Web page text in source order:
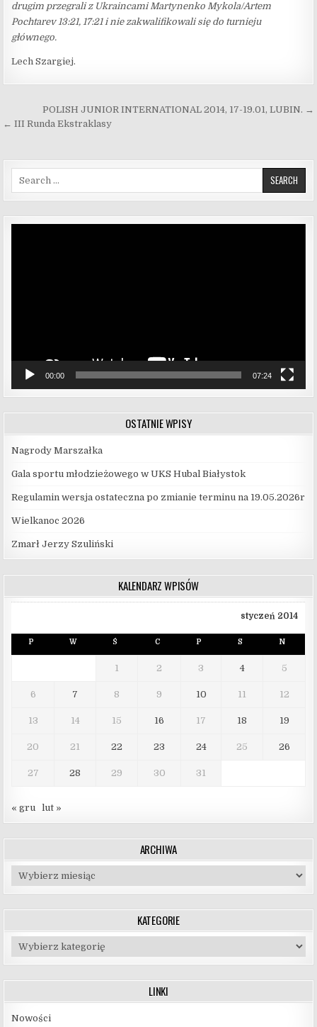
drugim przegrali z Ukraincami Martynenko Mykola/Artem
Pochtarev 13:21, 17:21 i nie zakwalifikowali się do turnieju
głównego.
Lech Szargiej.
Nawigacja wpisu
POLISH JUNIOR INTERNATIONAL 2014, 17-19.01, LUBIN. →
← III Runda Ekstraklasy
Search for:
00:00 07:24
OSTATNIE WPISY
Nagrody Marszałka
Gala sportu młodzieżowego w UKS Hubal Białystok
Regulamin wersja ostateczna po zmianie terminu na 19.05.2026r
Wielkanoc 2026
Zmarł Jerzy Szuliński
KALENDARZ WPISÓW
styczeń 2014
P W Ś C P S N
1 2 3 4 5
6 7 8 9 10 11 12
13 14 15 16 17 18 19
20 21 22 23 24 25 26
27 28 29 30 31
« gru lut »
ARCHIWA
Archiwa
KATEGORIE
Kategorie
LINKI
Nowości